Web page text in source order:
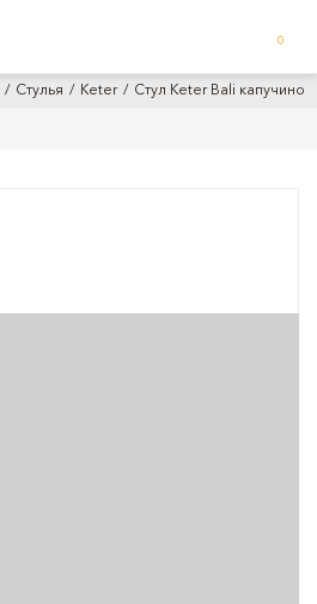
0
Стулья Keter Стул Keter Bali капучино